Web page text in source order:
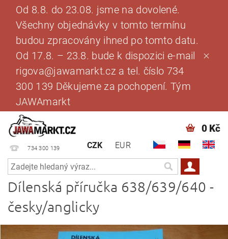
Od 8.8. do 23.08. jsme na dovolené.
Všechny objednávky v tomto termínu
budou zpracovány ihned po tomto datu.
Od 17.8. – 23.8. bude k dispozici e-mail
rigova@jawamarkt.cz a tel. číslo 734
300 139 Děkujeme za pochopení. Tým
JAWAmarkt
734 300 139 CZK EUR
0 Kč
Dílenská příručka 638/639/640 -
česky/anglicky